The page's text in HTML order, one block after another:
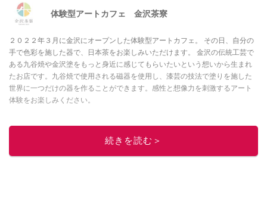
体験型アートカフェ 金沢茶寮
２０２２年３月に金沢にオープンした体験型アートカフェ。 その日、自分の
手で色彩を施した器で、日本茶をお楽しみいただけます。 金沢の伝統工芸で
ある九谷焼や金沢塗をもっと身近に感じてもらいたいという想いから生まれ
たお店です。九谷焼で使用される磁器を使用し、漆芸の技法で塗りを施した
世界に一つだけの器を作ることができます。感性と想像力を刺激するアート
体験をお楽しみください。
続きを読む＞